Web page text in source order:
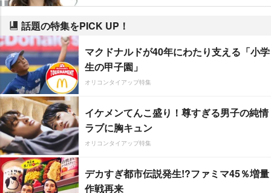
話題の特集をPICK UP！
マクドナルドが40年にわたり支える「小学
生の甲子園」
オリコンタイアップ特集
イケメンてんこ盛り！尊すぎる男子の純情
ラブに胸キュン
オリコンタイアップ特集
デカすぎ都市伝説発生!?ファミマ45％増量
作戦再来